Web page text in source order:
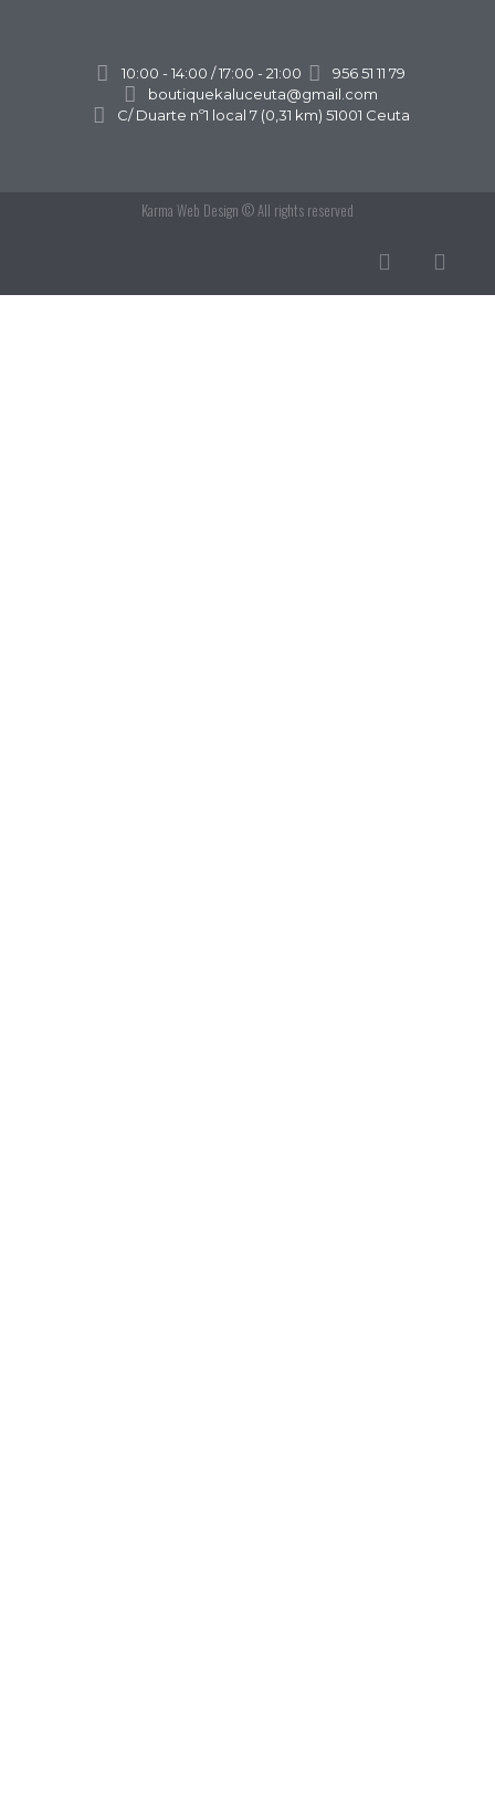
10:00 - 14:00 / 17:00 - 21:00
956 51 11 79
boutiquekaluceuta@gmail.com
C/ Duarte nº1 local 7 (0,31 km) 51001 Ceuta
Karma Web Design © All rights reserved